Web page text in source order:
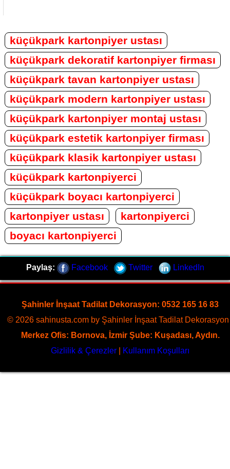
küçükpark kartonpiyer ustası
küçükpark dekoratif kartonpiyer firması
küçükpark tavan kartonpiyer ustası
küçükpark modern kartonpiyer ustası
küçükpark kartonpiyer montaj ustası
küçükpark estetik kartonpiyer firması
küçükpark klasik kartonpiyer ustası
küçükpark kartonpiyerci
küçükpark boyacı kartonpiyerci
kartonpiyer ustası
kartonpiyerci
boyacı kartonpiyerci
Paylaş: Facebook Twitter LinkedIn
Şahinler İnşaat Tadilat Dekorasyon: 0532 165 16 83
© 2026 sahinusta.com by Şahinler İnşaat Tadilat
Merkez Ofis: Bornova, İzmir Şube: Kuşadası, Aydın.
Gizlilik & Çerezler
Kullanım Koşulları